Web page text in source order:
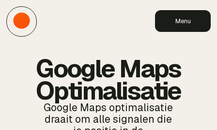
Menu
Google Maps
Optimalisatie
Google Maps optimalisatie
draait om alle signalen die